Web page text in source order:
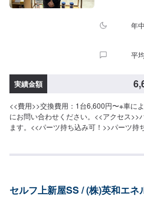
年
平
実績金額
<<費用>>交換費用：1台6,600円〜※車に
にお問い合わせください。<<アクセス>>
ます。<<パーツ持ち込み可！>>パーツ持
セルフ上新屋SS / (株)英和エ